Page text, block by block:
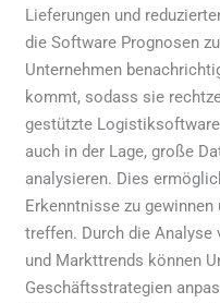
Lieferungen und
die Software Prognosen
Unternehmen
kommt, sodass sie
gestützte
auch in der Lage, große
analysieren. Dies
Erkenntnisse zu
treffen. Durch die Analyse
und Markttrends können
Geschäftsstrategien